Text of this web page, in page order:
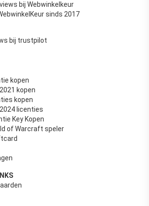
bij Webwinkelkeur
sinds 2017
bij trustpilot
kopen
kopen
kopen
licenties
Key Kopen
of Warcraft speler